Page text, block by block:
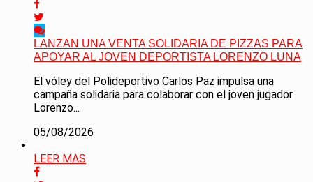
LANZAN UNA VENTA SOLIDARIA DE PIZZAS PARA
APOYAR AL JOVEN DEPORTISTA LORENZO LUNA
El vóley del Polideportivo Carlos Paz impulsa una
campaña solidaria para colaborar con el joven jugador
Lorenzo...
05/08/2026
LEER MAS